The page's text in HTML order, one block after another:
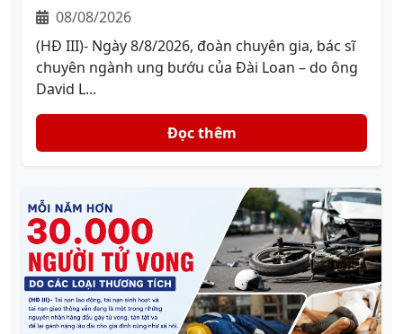
08/08/2026
(HĐ III)- Ngày 8/8/2026, đoàn chuyên gia, bác sĩ
chuyên ngành ung bướu của Đài Loan – do ông
David L...
Đọc thêm